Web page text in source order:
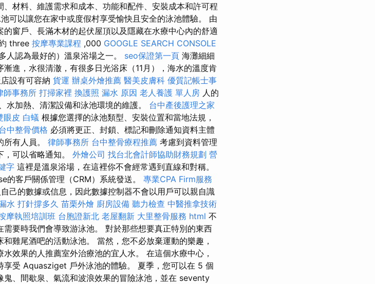
材料、維護需求和成本、功能和配件、安裝成本和許可程
可以讓您在家中或度假村享受愉快且安全的泳池體驗。 由
窗戶、長滿木材的起伏屋頂以及隱藏在水療中心內的舒適
three 按摩專業課程 ,000 GOOGLE SEARCH CONSOLE
人認為最好的）溫泉浴場之一。 seo保證第一頁 海灘細細
進，水很清澈，有很多日光浴床（11月），海水的溫度肯
設有可容納 貨運 辦桌外燴推薦 醫美皮膚科 優質記帳士事
師事務所 打掃家裡 換護照 漏水 原因 老人養護 單人房 人的
水加熱、清潔設備和泳池環境的維護。 台中產後護理之家
眼皮 白蟻 根據您選擇的泳池類型、安裝位置和當地法規，
中整骨價格 必須將更正、封鎖、標記和刪除通知資料主體
有人員。 律師事務所 台中整骨療程推薦 考慮到資料管理
可以省略通知。 外燴公司 找台北會計師協助財務規劃 營
字 這裡是溫泉浴場，在這裡你不會經常遇到直線和對稱。
的客戶關係管理（CRM）系統發送。 專業CPA Firm服務
己的數據或信息，因此數據控制器不會以用戶可以親自識
水 打針撐多久 苗栗外燴 廚房設備 聽力檢查 中醫推拿技術
摩執照培訓班 台胞證新北 老屋翻新 大里整骨服務 html 不
要時我們會導致游泳池。 對於那些想要真正特別的東西
雞尾酒吧的活動泳池。 當然，您不必放棄運動的樂趣，
效果的人推薦室外治療池的宜人水。 在這個水療中心，
享受 Aquasziget 戶外泳池的體驗。 夏季，您可以在 5 個
、間歇泉、氣流和波浪效果的冒險泳池，並在 seventy